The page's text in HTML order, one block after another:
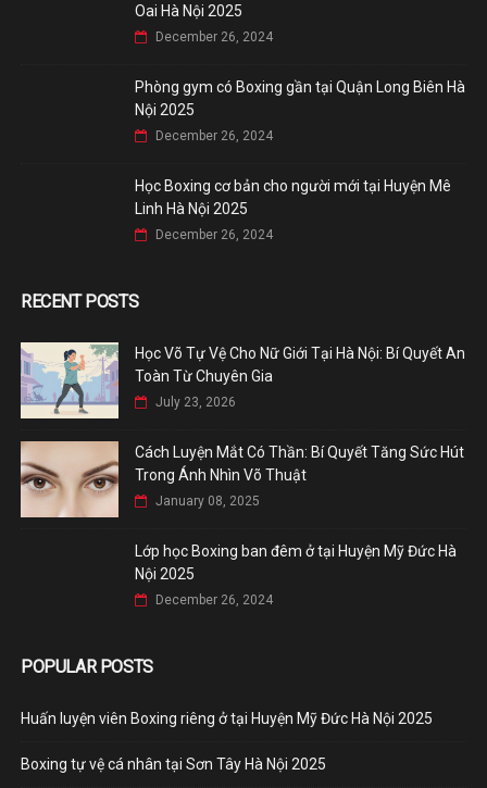
Oai Hà Nội 2025
December 26, 2024
Phòng gym có Boxing gần tại Quận Long Biên Hà
Nội 2025
December 26, 2024
Học Boxing cơ bản cho người mới tại Huyện Mê
Linh Hà Nội 2025
December 26, 2024
RECENT POSTS
Học Võ Tự Vệ Cho Nữ Giới Tại Hà Nội: Bí Quyết An
Toàn Từ Chuyên Gia
July 23, 2026
Cách Luyện Mắt Có Thần: Bí Quyết Tăng Sức Hút
Trong Ánh Nhìn Võ Thuật
January 08, 2025
Lớp học Boxing ban đêm ở tại Huyện Mỹ Đức Hà
Nội 2025
December 26, 2024
POPULAR POSTS
Huấn luyện viên Boxing riêng ở tại Huyện Mỹ Đức Hà Nội 2025
Boxing tự vệ cá nhân tại Sơn Tây Hà Nội 2025